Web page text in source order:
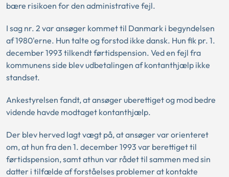
bære risikoen for den administrative fejl.
I sag nr. 2 var ansøger kommet til Danmark i begyndelsen
af 1980'erne. Hun talte og forstod ikke dansk. Hun fik pr. 1.
december 1993 tilkendt førtidspension. Ved en fejl fra
kommunens side blev udbetalingen af kontanthjælp ikke
standset.
Ankestyrelsen fandt, at ansøger uberettiget og mod bedre
vidende havde modtaget kontanthjælp.
Der blev herved lagt vægt på, at ansøger var orienteret
om, at hun fra den 1. december 1993 var berettiget til
førtidspension, samt athun var rådet til sammen med sin
datter i tilfælde af forståelses problemer at kontakte